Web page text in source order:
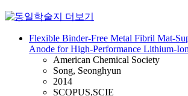
Flexible Binder-Free Metal Fibril Mat-
Anode for High-Performance Lithium-
American Chemical Society
Song, Seonghyun
2014
SCOPUS,SCIE